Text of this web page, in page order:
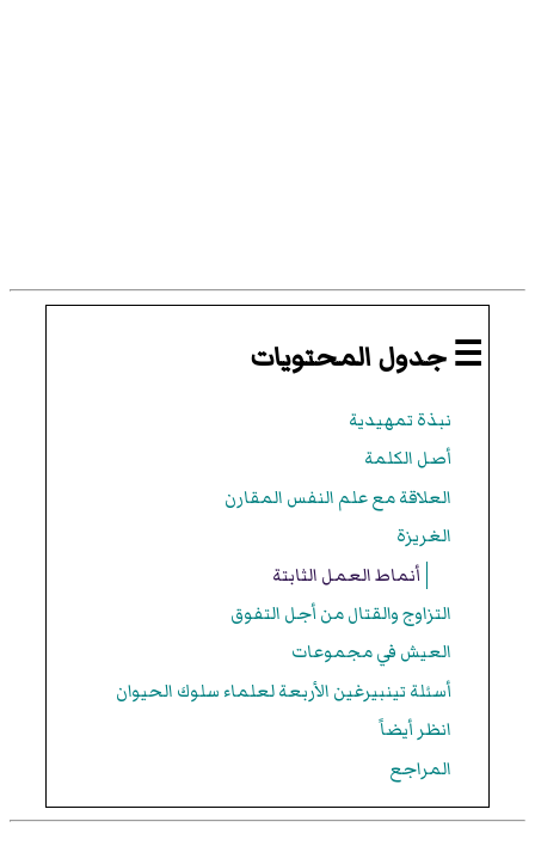
☰ جدول المحتويات
نبذة تمهيدية
أصل الكلمة
العلاقة مع علم النفس المقارن
الغريزة
أنماط العمل الثابتة
التزاوج والقتال من أجل التفوق
العيش في مجموعات
أسئلة تينبيرغين الأربعة لعلماء سلوك الحيوان
انظر أيضاً
المراجع